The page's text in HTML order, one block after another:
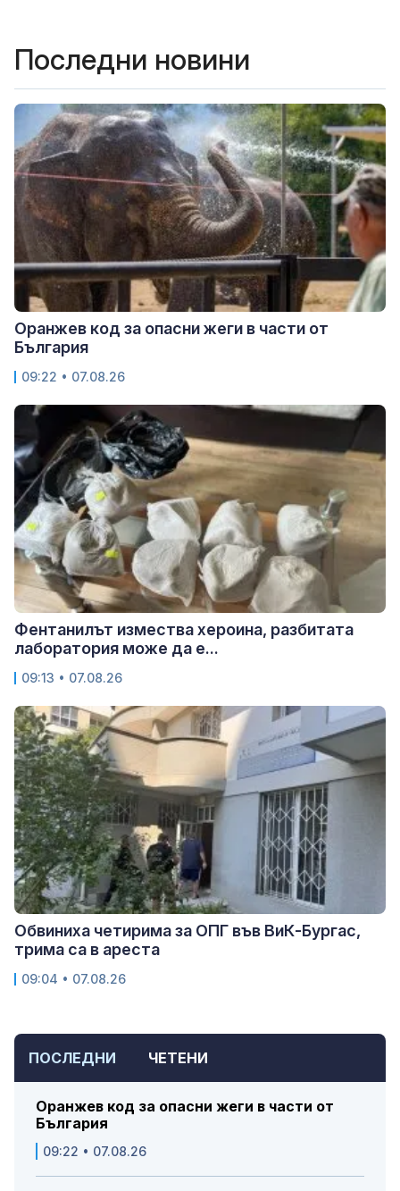
ПОСЛЕДНИ ЧЕТЕНИ
Оранжев код за опасни жеги в части от
България
09:22 • 07.08.26
Последни новини
Оранжев код за опасни жеги в части от
България
09:22 • 07.08.26
Фентанилът измества хероина, разбитата
лаборатория може да е...
09:13 • 07.08.26
Обвиниха четирима за ОПГ във ВиК-Бургас,
трима са в ареста
09:04 • 07.08.26